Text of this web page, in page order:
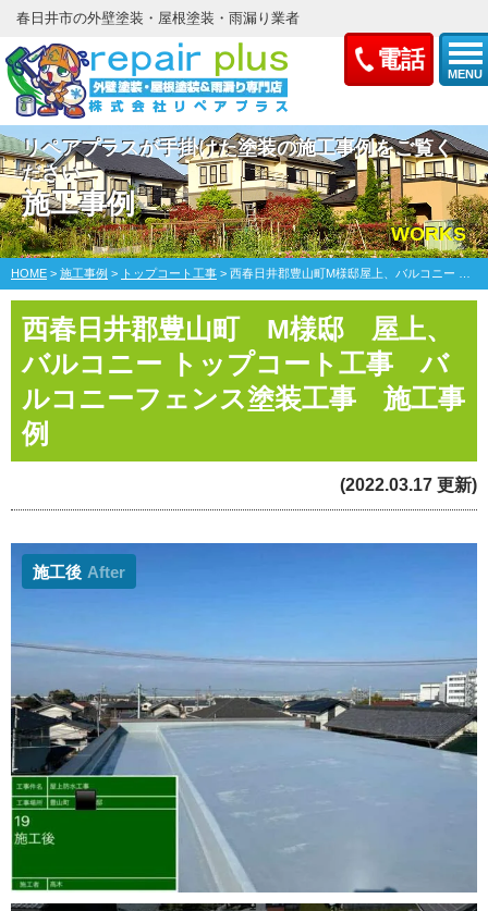
電話
MENU
春日井市の外壁塗装・屋根塗装・雨漏り業者
リペアプラスが手掛けた塗装の施工事例をご覧く
ださい
施工事例
WORKS
HOME > 施工事例 > トップコート工事 > 西春日井郡豊山町M様邸屋上、バルコニー トップコート工事・バルコニーフェンス塗装工事
西春日井郡豊山町 M様邸 屋上、
バルコニー トップコート工事 バ
ルコニーフェンス塗装工事 施工事
例
(2022.03.17 更新)
施工後 After